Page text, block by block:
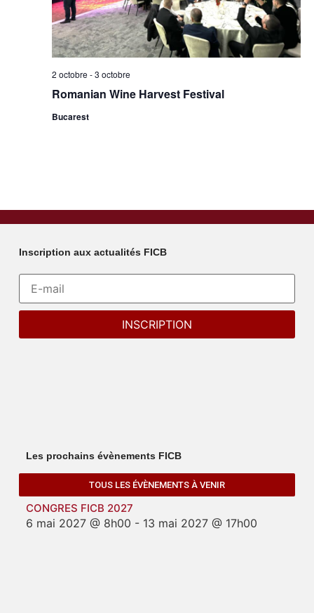
Romanian Wine Harvest Festival
2 octobre -3 octobre
Bucarest
Inscription aux actualités FICB
Les prochains évènements FICB
TOUS LES ÉVÈNEMENTS À VENIR
CONGRES FICB 2027
6 mai 2027 @ 8h00 - 13 mai 2027 @ 17h00